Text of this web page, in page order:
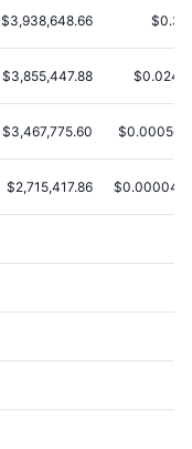
$3,938,648.66
$3,855,447.88
$3,467,775.60
$2,715,417.86